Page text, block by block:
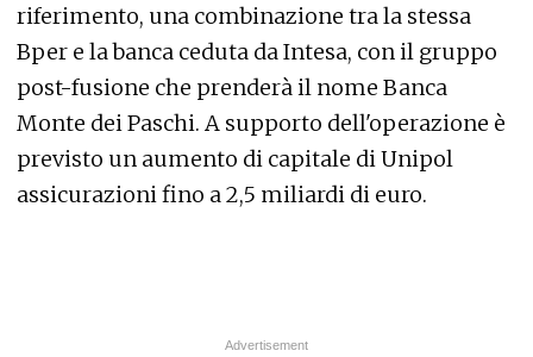
riferimento, una combinazione tra la stessa
Bper e la banca ceduta da Intesa, con il gruppo
post-fusione che prenderà il nome Banca
Monte dei Paschi. A supporto dell'operazione è
previsto un aumento di capitale di Unipol
assicurazioni fino a 2,5 miliardi di euro.